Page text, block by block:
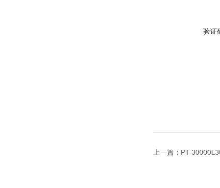
验证
上一篇： PT-